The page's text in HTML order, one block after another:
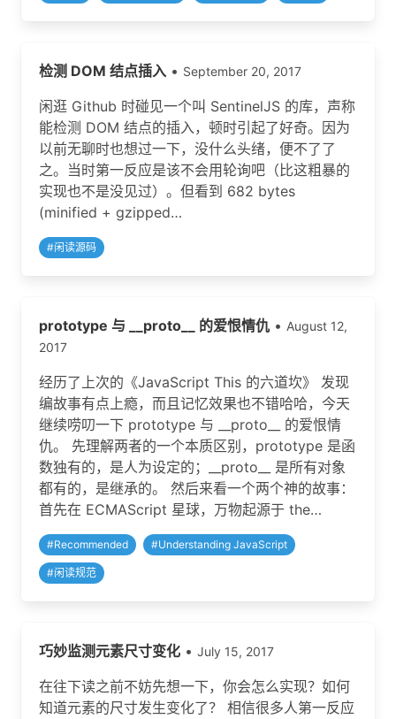
检测 DOM 结点插入 • September 20, 2017
闲逛 Github 时碰见一个叫 SentinelJS 的库，声称
能检测 DOM 结点的插入，顿时引起了好奇。因为
以前无聊时也想过一下，没什么头绪，便不了了
之。当时第一反应是该不会用轮询吧（比这粗暴的
实现也不是没见过）。但看到 682 bytes
(minified + gzipped…
#闲读源码
prototype 与 __proto__ 的爱恨情仇 • August 12,
2017
经历了上次的《JavaScript This 的六道坎》 发现
编故事有点上瘾，而且记忆效果也不错哈哈，今天
继续唠叨一下 prototype 与 __proto__ 的爱恨情
仇。 先理解两者的一个本质区别，prototype 是函
数独有的，是人为设定的；__proto__ 是所有对象
都有的，是继承的。 然后来看一个两个神的故事：
首先在 ECMAScript 星球，万物起源于 the…
#Recommended #Understanding JavaScript
#闲读规范
巧妙监测元素尺寸变化 • July 15, 2017
在往下读之前不妨先想一下，你会怎么实现？如何
知道元素的尺寸发生变化了？ 相信很多人第一反应